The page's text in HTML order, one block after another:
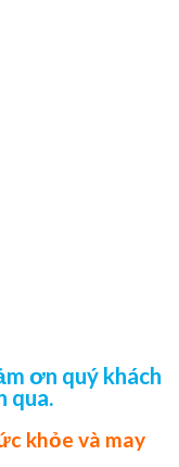
ơn quý khách
qua.
khỏe và may